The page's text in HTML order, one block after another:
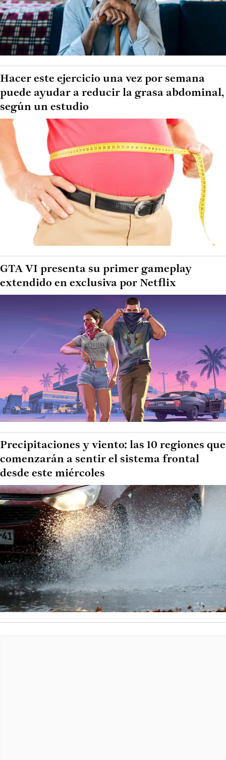
Hacer este ejercicio una vez por semana
puede ayudar a reducir la grasa abdominal,
según un estudio
GTA VI presenta su primer gameplay
extendido en exclusiva por Netflix
Precipitaciones y viento: las 10 regiones que
comenzarán a sentir el sistema frontal
desde este miércoles